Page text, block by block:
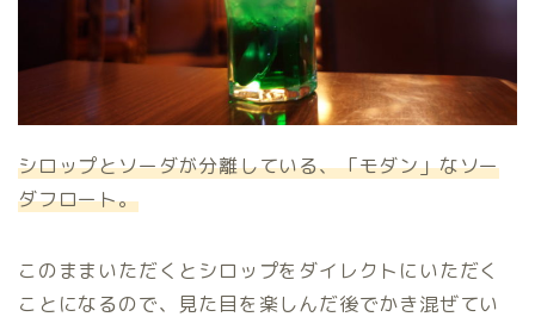
シロップとソーダが分離している、「モダン」なソー
ダフロート。
このままいただくとシロップをダイレクトにいただく
ことになるので、見た目を楽しんだ後でかき混ぜてい